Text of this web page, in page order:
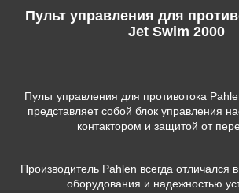
Пульт управления для
Jet Swim 2000
Пульт управления для противотока
представляет собой блок управления
контактором и защитой от
Производитель Pahlen всегда отличался
оборудования и надежностью